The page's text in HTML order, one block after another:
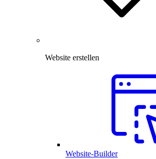
Website erstellen
Website-Builder